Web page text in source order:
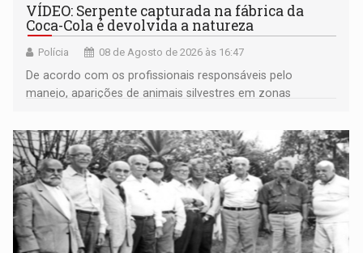
VÍDEO: Serpente capturada na fábrica da
Coca-Cola é devolvida a natureza
Polícia 08 de Agosto de 2026 às 16:47
De acordo com os profissionais responsáveis pelo
manejo, aparições de animais silvestres em zonas